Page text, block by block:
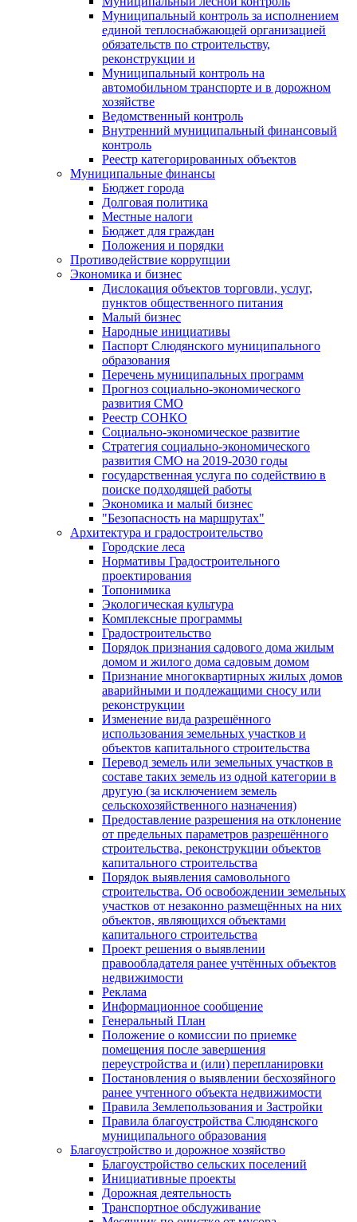
Муниципальный контроль за исполнением
единой теплоснабжающей организацией
обязательств по строительству,
реконструкции и
Муниципальный контроль на
автомобильном транспорте и в дорожном
хозяйстве
Ведомственный контроль
Внутренний муниципальный финансовый
контроль
Реестр категорированных объектов
Муниципальные финансы
Бюджет города
Долговая политика
Местные налоги
Бюджет для граждан
Положения и порядки
Противодействие коррупции
Экономика и бизнес
Дислокация объектов торговли, услуг,
пунктов общественного питания
Малый бизнес
Народные инициативы
Паспорт Слюдянского муниципального
образования
Перечень муниципальных программ
Прогноз социально-экономического
развития СМО
Реестр СОНКО
Социально-экономическое развитие
Стратегия социально-экономического
развития СМО на 2019-2030 годы
государственная услуга по содействию в
поиске подходящей работы
Экономика и малый бизнес
"Безопасность на маршрутах"
Архитектура и градостроительство
Городские леса
Нормативы Градостроительного
проектирования
Топонимика
Экологическая культура
Комплексные программы
Градостроительство
Порядок признания садового дома жилым
домом и жилого дома садовым домом
Признание многоквартирных жилых домов
аварийными и подлежащими сносу или
реконструкции
Изменение вида разрешённого
использования земельных участков и
объектов капитального строительства
Перевод земель или земельных участков в
составе таких земель из одной категории в
другую (за исключением земель
сельскохозяйственного назначения)
Предоставление разрешения на отклонение
от предельных параметров разрешённого
строительства, реконструкции объектов
капитального строительства
Порядок выявления самовольного
строительства. Об освобождении земельных
участков от незаконно размещённых на них
объектов, являющихся объектами
капитального строительства
Проект решения о выявлении
правообладателя ранее учтённых объектов
недвижимости
Реклама
Информационное сообщение
Генеральный План
Положение о комиссии по приемке
помещения после завершения
переустройства и (или) перепланировки
Постановления о выявлении бесхозяйного
ранее учтенного объекта недвижимости
Правила Землепользования и Застройки
Правила благоустройства Слюдянского
муниципального образования
Благоустройство и дорожное хозяйство
Благоустройство сельских поселений
Инициативные проекты
Дорожная деятельность
Транспортное обслуживание